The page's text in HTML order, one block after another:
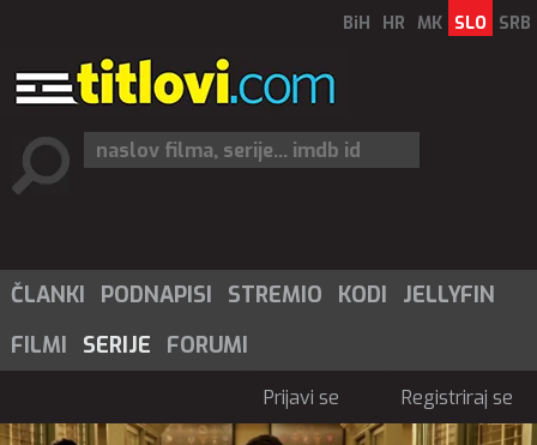
BiH HR MK SLO SRB
ČLANKI PODNAPISI STREMIO KODI
JELLYFIN
FILMI
SERIJE FORUMI
Prijavi se Registriraj se